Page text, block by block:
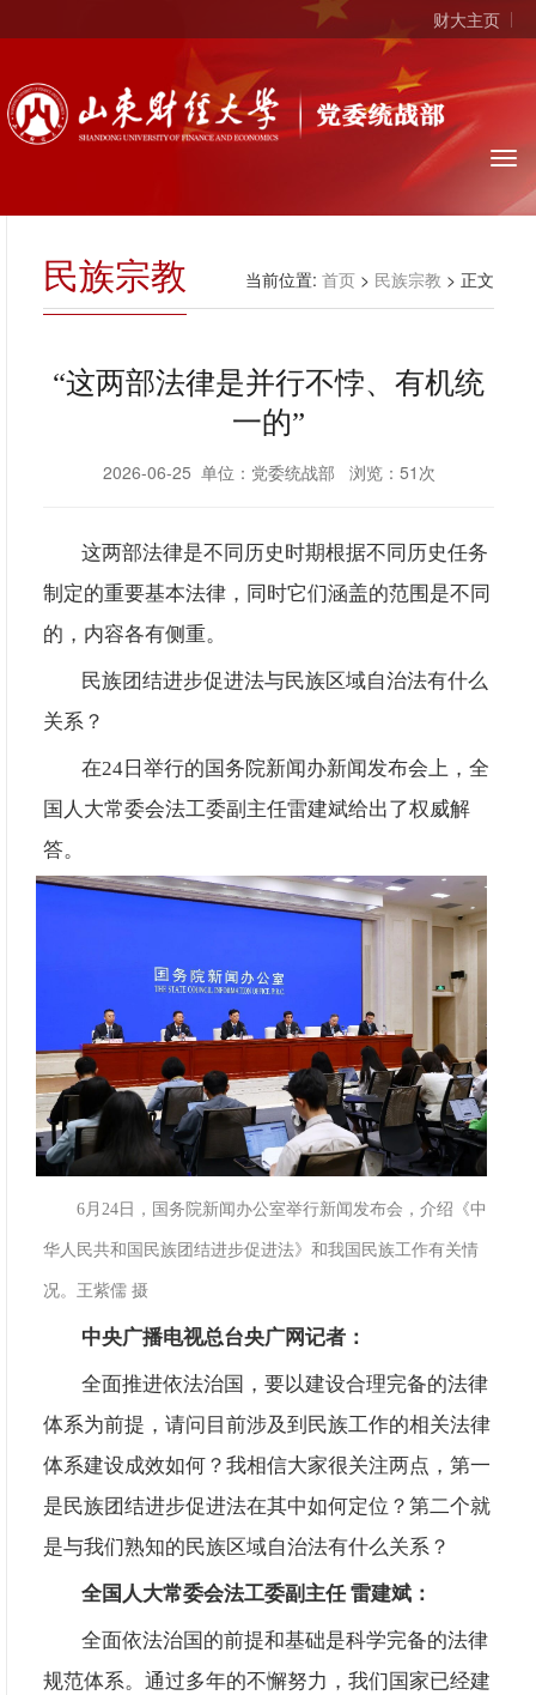
财大主页
民族宗教 当前位置: 首页 > 民族宗教 > 正文
“这两部法律是并行不悖、有机统
一的”
2026-06-25 单位：党委统战部 浏览： 51 次
这两部法律是不同历史时期根据不同历史任务
制定的重要基本法律，同时它们涵盖的范围是不同
的，内容各有侧重。
民族团结进步促进法与民族区域自治法有什么
关系？
在24日举行的国务院新闻办新闻发布会上，全
国人大常委会法工委副主任雷建斌给出了权威解
答。
6月24日，国务院新闻办公室举行新闻发布会，介绍《中
华人民共和国民族团结进步促进法》和我国民族工作有关情
况。王紫儒 摄
中央广播电视总台央广网记者：
全面推进依法治国，要以建设合理完备的法律
体系为前提，请问目前涉及到民族工作的相关法律
体系建设成效如何？我相信大家很关注两点，第一
是民族团结进步促进法在其中如何定位？第二个就
是与我们熟知的民族区域自治法有什么关系？
全国人大常委会法工委副主任 雷建斌：
全面依法治国的前提和基础是科学完备的法律
规范体系。通过多年的不懈努力，我们国家已经建